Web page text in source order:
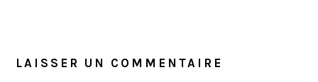
LAISSER UN COMMENTAIRE